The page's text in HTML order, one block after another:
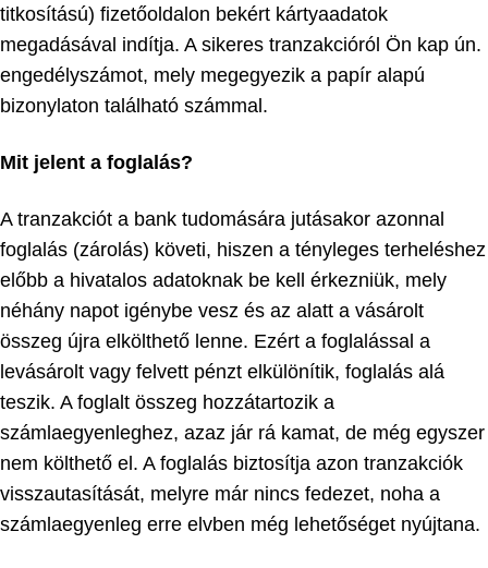
titkosítású) fizetőoldalon bekért kártyaadatok
megadásával indítja. A sikeres tranzakcióról Ön kap ún.
engedélyszámot, mely megegyezik a papír alapú
bizonylaton található számmal.
Mit jelent a foglalás?
A tranzakciót a bank tudomására jutásakor azonnal
foglalás (zárolás) követi, hiszen a tényleges terheléshez
előbb a hivatalos adatoknak be kell érkezniük, mely
néhány napot igénybe vesz és az alatt a vásárolt
összeg újra elkölthető lenne. Ezért a foglalással a
levásárolt vagy felvett pénzt elkülönítik, foglalás alá
teszik. A foglalt összeg hozzátartozik a
számlaegyenleghez, azaz jár rá kamat, de még egyszer
nem költhető el. A foglalás biztosítja azon tranzakciók
visszautasítását, melyre már nincs fedezet, noha a
számlaegyenleg erre elvben még lehetőséget nyújtana.